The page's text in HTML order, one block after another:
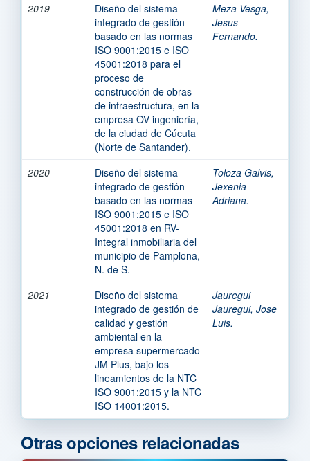
2019
Diseño del sistema
integrado de gestión
basado en las normas
ISO 9001:2015 e ISO
45001:2018 para el
proceso de
construcción de obras
de infraestructura, en la
empresa OV ingeniería,
de la ciudad de Cúcuta
(Norte de Santander).
Meza Vesga,
Jesus
Fernando.
2020
Diseño del sistema
integrado de gestión
basado en las normas
ISO 9001:2015 e ISO
45001:2018 en RV-
Integral inmobiliaria del
municipio de Pamplona,
N. de S.
Toloza Galvis,
Jexenia
Adriana.
2021
Diseño del sistema
integrado de gestión de
calidad y gestión
ambiental en la
empresa supermercado
JM Plus, bajo los
lineamientos de la NTC
ISO 9001:2015 y la NTC
ISO 14001:2015.
Jauregui
Jauregui, Jose
Luis.
Otras opciones relacionadas